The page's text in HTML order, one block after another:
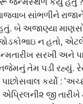
સાંભળીને
બે અજાણ્યા
ન હતો,
સરખી
તેમ પડી રહ્યું.
કર્યો :
જી તારીખે